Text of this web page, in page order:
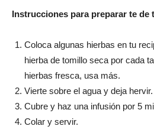
Instrucciones para preparar te de
Coloca algunas hierbas en tu
hierba de tomillo seca por cada
hierbas fresca, usa más.
Vierte sobre el agua y deja hervir.
Cubre y haz una infusión por 5
Colar y servir.